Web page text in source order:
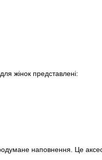
для жінок представлені:
наповнення. Це